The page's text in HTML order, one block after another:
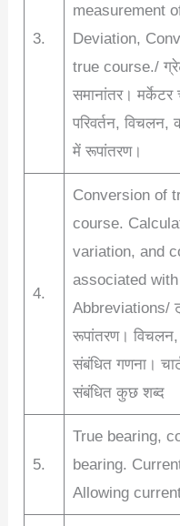
3.
measurement
Deviation,
true course./
समानांतर। मर्केटर
परिवर्तन, विचलन,
में रूपांतरण।
4.
Conversion of
course.
variation, and
associated
Abbreviations/
रूपांतरण।
संबंधित गणना।
संबंधित कुछ शब्द
5.
True bearing,
bearing.
Allowing